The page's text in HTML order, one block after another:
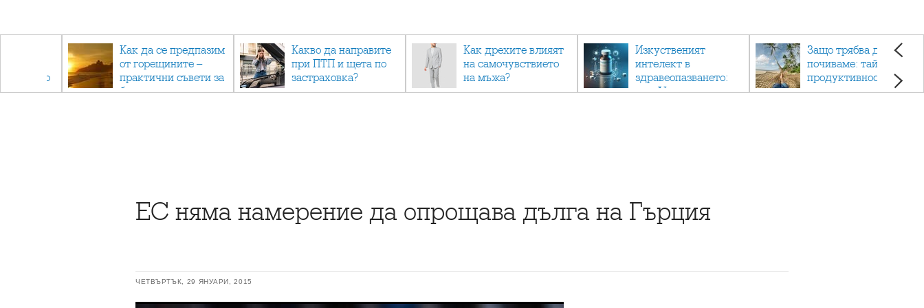
отново
Как да се предпазим
от горещините –
практични съвети за
безопасно лято
Какво да направите
при ПТП и щета по
застраховка?
Как дрехите влияят
на самочувствието
на мъжа?
Изкуственият
интелект в
здравеопазването:
как AI променя
Защо трябва да си
почиваме: тайната на
продуктивността,
здравето и добрия
ЕС няма намерение да опрощава дълга на Гърция
ЧЕТВЪРТЪК, 29 ЯНУАРИ, 2015